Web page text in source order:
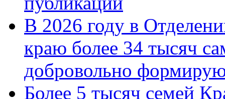
В 2026 году в
краю более 34 тысяч
добровольно
Более 5 тысяч семей